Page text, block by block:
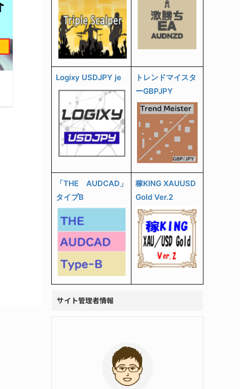
Logixy USDJPY je
トレンドマイスタ
ーGBPJPY
「THE AUDCAD」
タイプB
稼KING XAUUSD
Gold Ver.2
サイト管理者情報